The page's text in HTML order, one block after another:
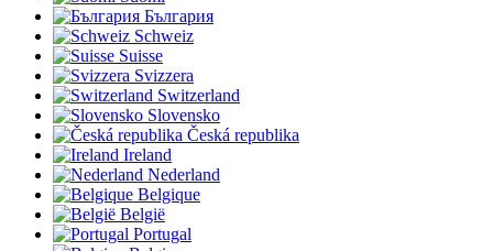
България
Schweiz
Suisse
Svizzera
Switzerland
Slovensko
Česká republika
Ireland
Nederland
Belgique
België
Portugal